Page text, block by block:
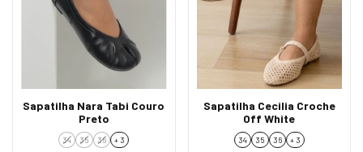
Sapatilha Nara Tabi Couro
Preto
34 35 36 + 3
Sapatilha Cecilia Croche
Off White
34 35 36 + 3